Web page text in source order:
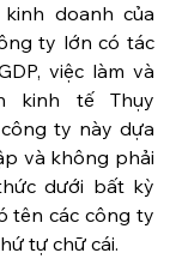
doanh của
ty lớn có tác
việc làm và
kinh tế Thụy
ty này dựa
và không phải
dưới bất kỳ
tên các công ty
tự chữ cái.